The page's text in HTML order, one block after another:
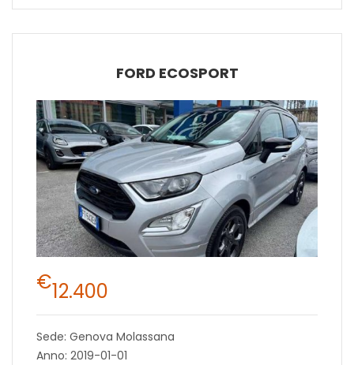
FORD ECOSPORT
€12.400
Sede: Genova Molassana
Anno: 2019-01-01